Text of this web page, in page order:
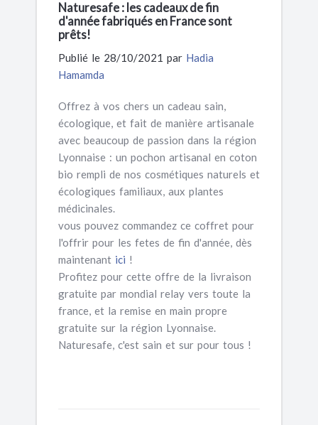
Naturesafe : les cadeaux de fin
d'année fabriqués en France sont
prêts!
Publié le 28/10/2021 par Hadia
Hamamda
Offrez à vos chers un cadeau sain,
écologique, et fait de manière artisanale
avec beaucoup de passion dans la région
Lyonnaise : un pochon artisanal en coton
bio rempli de nos cosmétiques naturels et
écologiques familiaux, aux plantes
médicinales.
vous pouvez commandez ce coffret pour
l'offrir pour les fetes de fin d'année, dès
maintenant ici !
Profitez pour cette offre de la livraison
gratuite par mondial relay vers toute la
france, et la remise en main propre
gratuite sur la région Lyonnaise.
Naturesafe, c'est sain et sur pour tous !